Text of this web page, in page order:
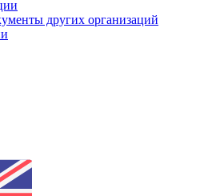
других организаций